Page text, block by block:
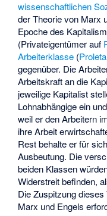
wissenschaftlichen
der Theorie von Marx
Epoche des
(Privateigentümer auf
Arbeiterklasse (
gegenüber. Die
Arbeitskraft an die
jeweilige Kapitalist
Lohnabhängige ein
weil er den Arbeitern
ihre Arbeit
Rest behalte er für
Ausbeutung. Die
beiden Klassen
Widerstreit befinden,
Die Zuspitzung
Marx und Engels